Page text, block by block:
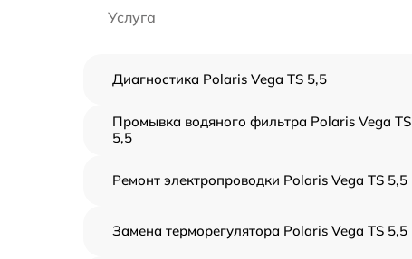
Услуга
Диагностика Polaris Vega TS 5,5
Промывка водяного фильтра Polaris Vega TS
5,5
Ремонт электропроводки Polaris Vega TS 5,5
Замена терморегулятора Polaris Vega TS 5,5